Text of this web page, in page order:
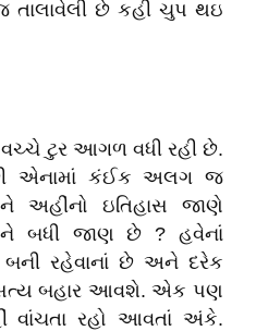
તાલાવેલી છે કહી ચુપ થઇ
ટુર આગળ વધી રહી છે.
એનામાં કંઈક અલગ જ
અહીંનો ઇતિહાસ જાણે
બધી જાણ છે ? હવેનાં
રહેવાનાં છે અને દરેક
બહાર આવશે. એક પણ
વાંચતા રહો આવતાં અંકે.